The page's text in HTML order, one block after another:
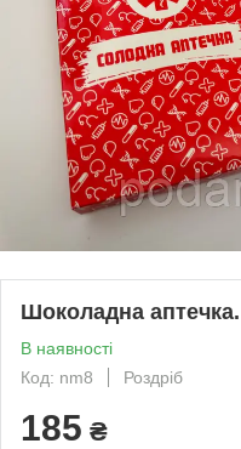
Шоколадна
В наявності
Код: nm8
Роздріб
185 ₴